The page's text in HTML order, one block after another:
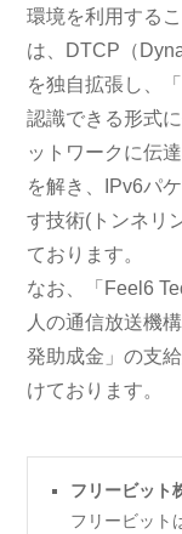
環境を利用する
は、DTCP（
を独自拡張し、
認識できる形式
ットワークに伝
を解き、IPv6パ
す技術(トンネリ
ております。
なお、「Feel6
人の通信放送機
発助成金」の支
けております。
フリービット
フリービット